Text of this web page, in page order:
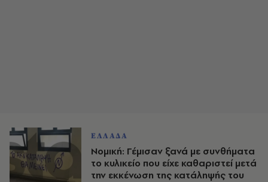
ΕΛΛΑΔΑ
Νομική: Γέμισαν ξανά με συνθήματα
το κυλικείο που είχε καθαριστεί μετά
την εκκένωση της κατάληψής του